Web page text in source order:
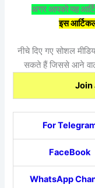
अगर आपको यह
इस
नीचे दिए गए सोशल
सकते हैं जिससे आने
Join
For
FaceBook
WhatsApp